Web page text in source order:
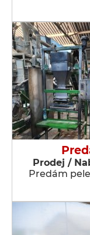
Prodej /
Predám